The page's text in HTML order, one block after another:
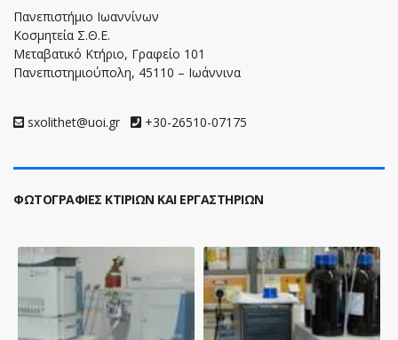
Πανεπιστήμιο Ιωαννίνων
Κοσμητεία Σ.Θ.Ε.
Μεταβατικό Κτήριο, Γραφείο 101
Πανεπιστημιούπολη, 45110 – Ιωάννινα
sxolithet@uoi.gr +30-26510-07175
ΦΩΤΟΓΡΑΦΙΕΣ ΚΤΙΡΙΩΝ ΚΑΙ ΕΡΓΑΣΤΗΡΙΩΝ